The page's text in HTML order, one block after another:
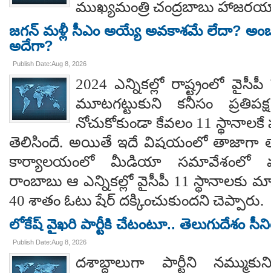
ముఖ్యమంత్రి చంద్రబాబు
జగన్ మళ్లీ సీఎం అయ్యే అవకాశమే లేదా?
అదేగా?
Publish Date:Aug 8, 2026
2024 ఎన్నికల్లో రాష్ట్రంలో
మూటగట్టుకుని కనీసం
నోచుకోకుండా కేవలం 11
తెలిసిందే. అయితే ఇదే విషయంలో తాజాగా
కార్యాలయంలో మీడియా సమావేశంలో
రాంబాబు ఆ ఎన్నికల్లో వైసీపీ 11
40 శాతం ఓటు షేర్ దక్కించుకుందని చెప్పారు.
లోకేష్ వైఖరి పార్టీకి చేటంటూ.. తెలుగుదేశం
Publish Date:Aug 8, 2026
దశాబ్దాలుగా పార్టీని